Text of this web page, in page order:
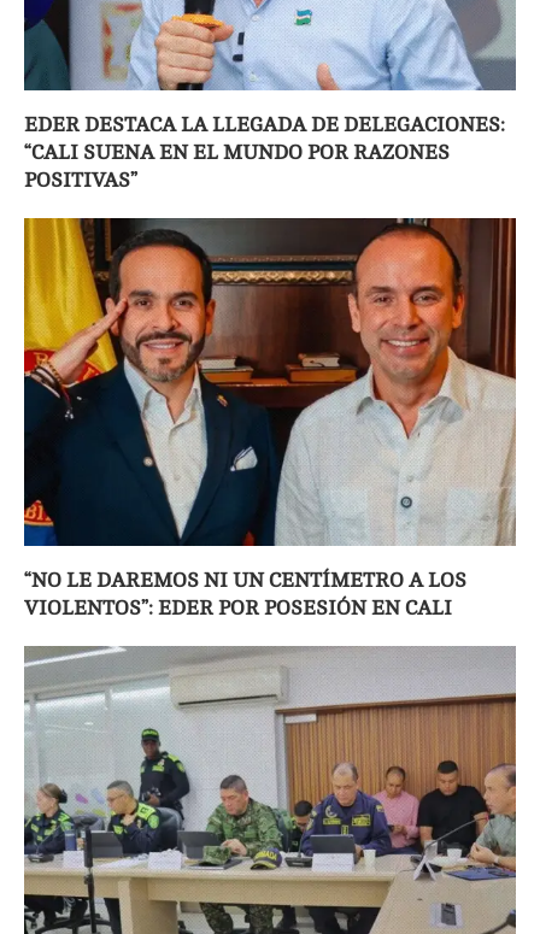
EDER DESTACA LA LLEGADA DE DELEGACIONES:
“CALI SUENA EN EL MUNDO POR RAZONES
POSITIVAS”
“NO LE DAREMOS NI UN CENTÍMETRO A LOS
VIOLENTOS”: EDER POR POSESIÓN EN CALI